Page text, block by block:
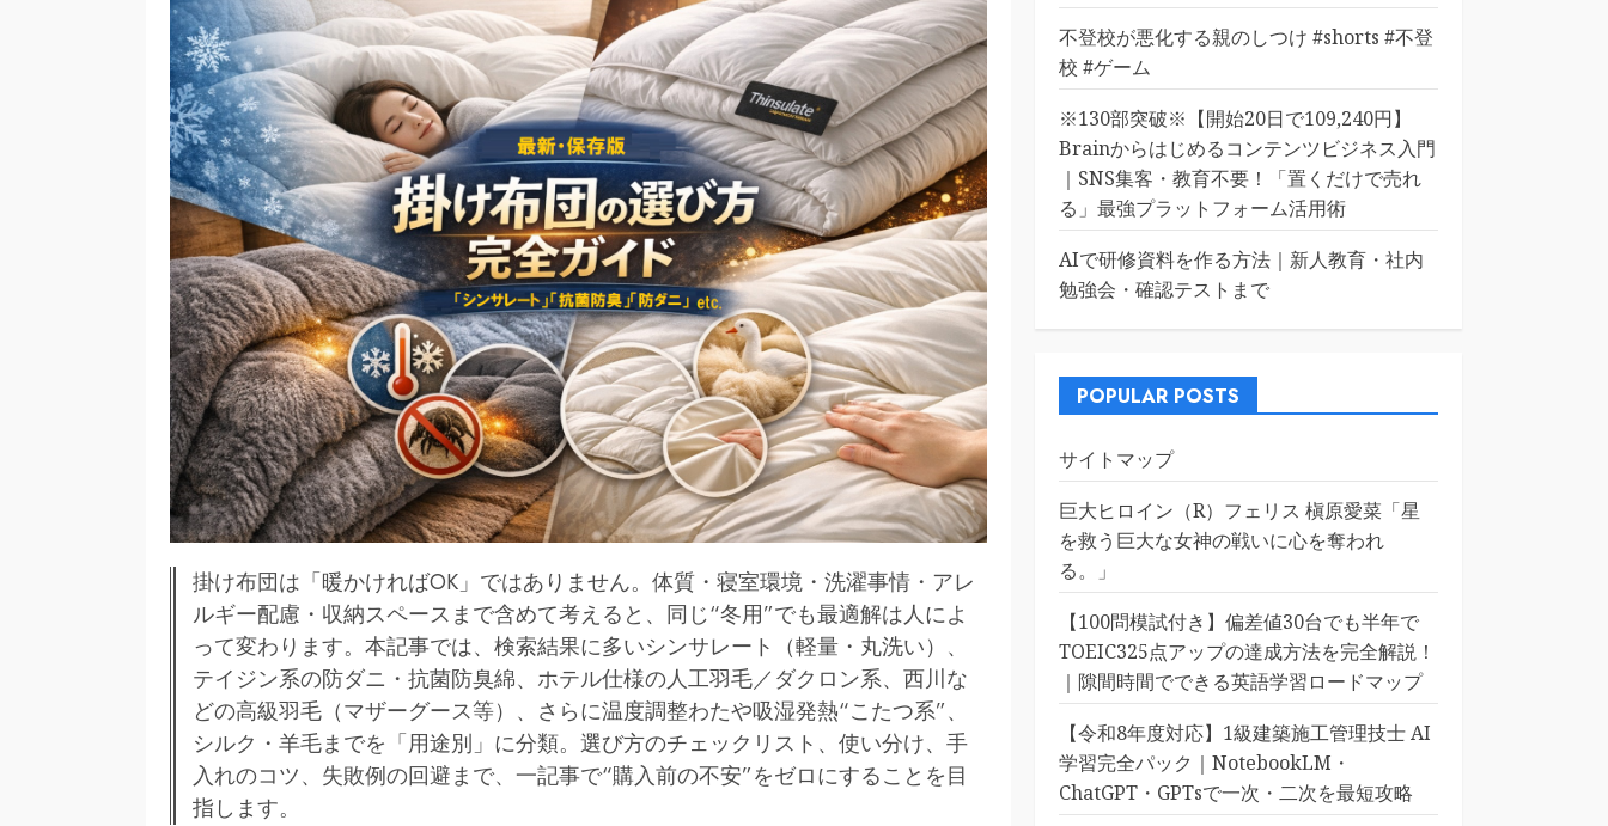
掛け布団は「暖かければOK」ではありません。体質・寝室環境・洗濯事情・アレ
ルギー配慮・収納スペースまで含めて考えると、同じ“冬用”でも最適解は人によ
って変わります。本記事では、検索結果に多いシンサレート（軽量・丸洗い）、
テイジン系の防ダニ・抗菌防臭綿、ホテル仕様の人工羽毛／ダクロン系、西川な
どの高級羽毛（マザーグース等）、さらに温度調整わたや吸湿発熱“こたつ系”、
シルク・羊毛までを「用途別」に分類。選び方のチェックリスト、使い分け、手
入れのコツ、失敗例の回避まで、一記事で“購入前の不安”をゼロにすることを目
指します。
不登校が悪化する親のしつけ #shorts #不登
校 #ゲーム
※130部突破※【開始20日で109,240円】
Brainからはじめるコンテンツビジネス入門
｜SNS集客・教育不要！「置くだけで売れ
る」最強プラットフォーム活用術
AIで研修資料を作る方法｜新人教育・社内
勉強会・確認テストまで
POPULAR POSTS
サイトマップ
巨大ヒロイン（R）フェリス 槇原愛菜「星
を救う巨大な女神の戦いに心を奪われ
る。」
【100問模試付き】偏差値30台でも半年で
TOEIC325点アップの達成方法を完全解説！
｜隙間時間でできる英語学習ロードマップ
【令和8年度対応】1級建築施工管理技士 AI
学習完全パック｜NotebookLM・
ChatGPT・GPTsで一次・二次を最短攻略